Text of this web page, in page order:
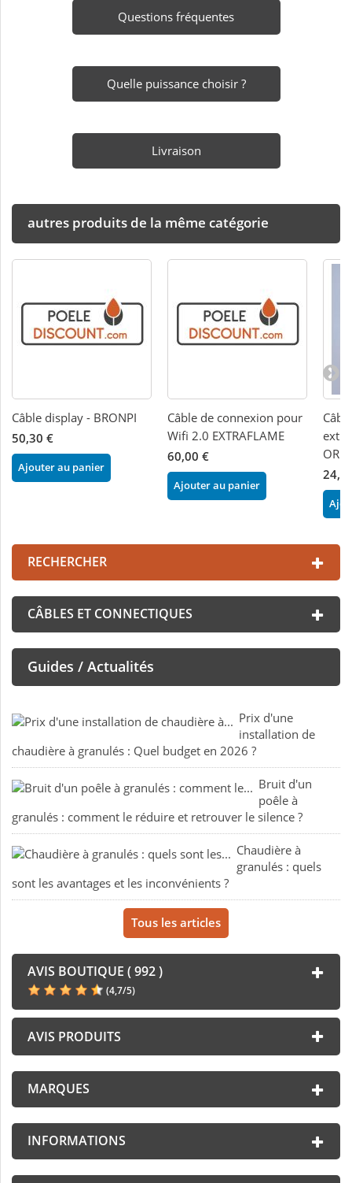
Questions fréquentes
Quelle puissance choisir ?
Livraison
autres produits de la même catégorie
Câble display - BRONPI
50,30 €
Ajouter au panier
Câble de connexion pour
Wifi 2.0 EXTRAFLAME
60,00 €
Ajouter au panier
RECHERCHER
CÂBLES ET CONNECTIQUES
Guides / Actualités
Prix d'une
installation de
chaudière à granulés : Quel budget en 2026 ?
Bruit d'un
poêle à
granulés : comment le réduire et retrouver le silence ?
Chaudière à
granulés : quels
sont les avantages et les inconvénients ?
Tous les articles
AVIS BOUTIQUE ( 992 )
(4,7/5)
AVIS PRODUITS
MARQUES
INFORMATIONS